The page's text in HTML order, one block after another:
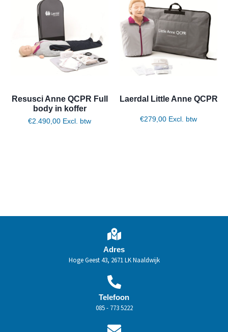
Resusci Anne QCPR Full
body in koffer
€2.490,00 Excl. btw
Laerdal Little Anne QCPR
€279,00 Excl. btw
Adres
Hoge Geest 43, 2671 LK Naaldwijk
Telefoon
085 - 773 5222